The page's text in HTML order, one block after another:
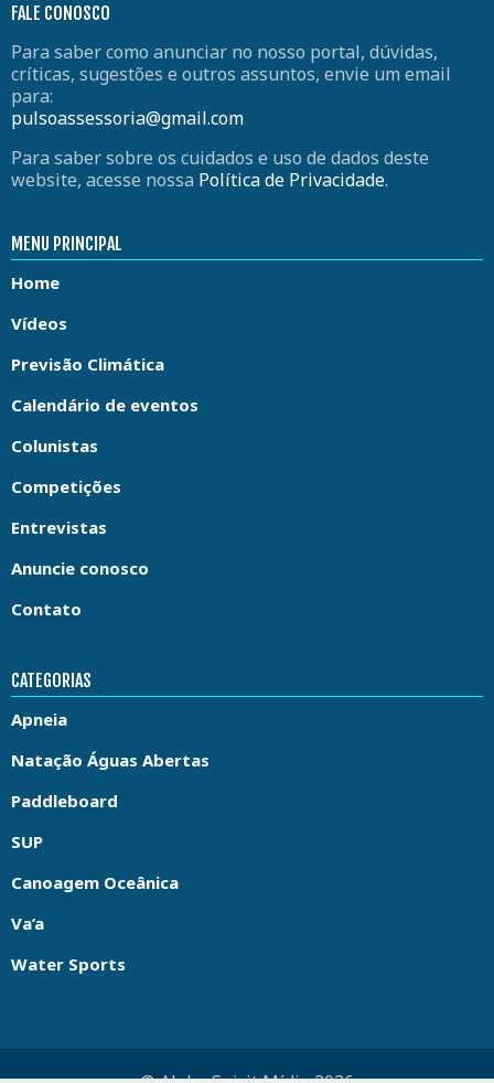
FALE CONOSCO
Para saber como anunciar no nosso portal, dúvidas,
críticas, sugestões e outros assuntos, envie um email
para:
pulsoassessoria@gmail.com
Para saber sobre os cuidados e uso de dados deste
website, acesse nossa Política de Privacidade.
MENU PRINCIPAL
Home
Vídeos
Previsão Climática
Calendário de eventos
Colunistas
Competições
Entrevistas
Anuncie conosco
Contato
CATEGORIAS
Apneia
Natação Águas Abertas
Paddleboard
SUP
Canoagem Oceânica
Va’a
Water Sports